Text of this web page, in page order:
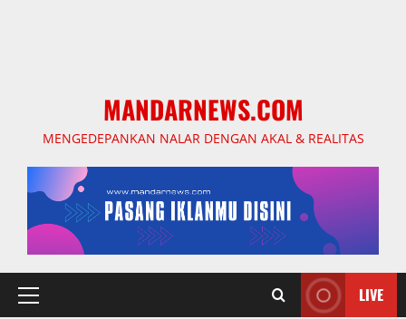
MANDARNEWS.COM
MENGEDEPANKAN NALAR DENGAN AKAL & REALITAS
Primary
LIVE